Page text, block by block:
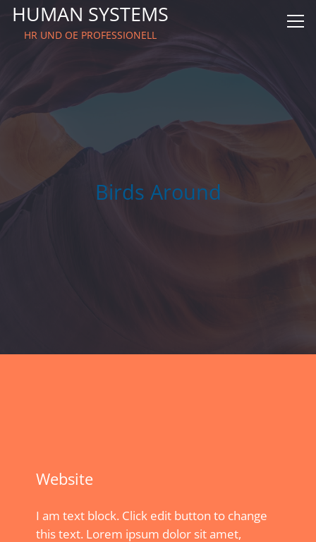
HUMAN SYSTEMS
HR UND OE PROFESSIONELL
Birds Around
Website
I am text block. Click edit button to change
this text. Lorem ipsum dolor sit amet,